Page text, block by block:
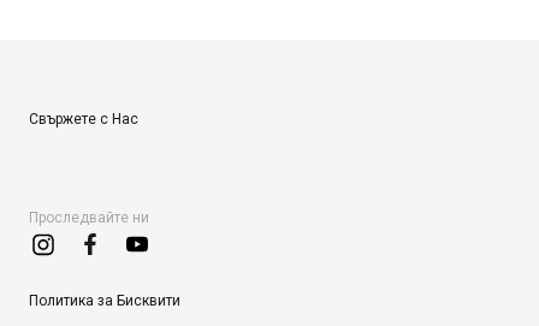
Свържете с Нас
Проследвайте ни
Политика за Бисквити